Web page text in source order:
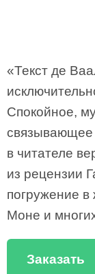
«Текст де
Спокойное,
связывающее
в читателе
из рецензии
погружение
Моне и
Заказать